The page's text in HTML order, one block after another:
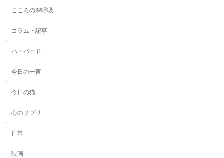
こころの深呼吸
コラム・記事
ハーバード
今日の一言
今日の猫
心のサプリ
日常
映画